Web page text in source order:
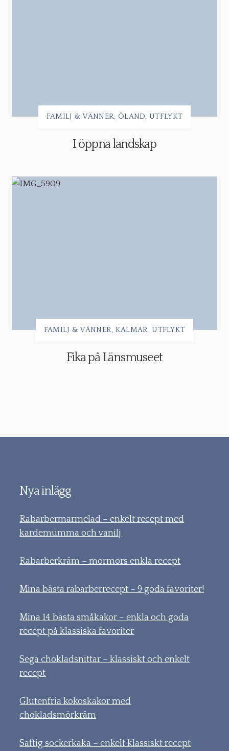
FAMILJ & VÄNNER ÖLAND UTFLYKT
I öppna landskap
FAMILJ & VÄNNER KALMAR UTFLYKT
Fika på Länsmuseet
Nya inlägg
Rabarbermarmelad – enkelt recept med
kardemumma och vanilj
Rabarberkräm – mormors enkla recept
Mina bästa rabarberrecept – 9 goda favoriter!
Mina 14 bästa småkakor – enkla och goda
recept på klassiska favoriter
Sega chokladsnittar – klassiskt och enkelt
recept
Glutenfria kokoskakor med
chokladsmörkräm
Saftig sockerkaka – enkelt klassiskt recept